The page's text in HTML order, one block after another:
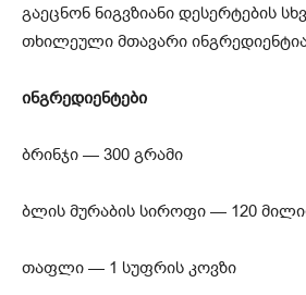
გაეცნონ ნიგვზიანი დესერტების
თხილეული მთავარი
ინგრედიენტები
ბრინჯი — 300 გრამი
ბლის მურაბის სიროფი — 120
თაფლი — 1 სუფრის კოვზი